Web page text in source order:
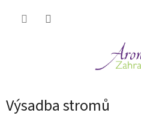
Výsadba stromů